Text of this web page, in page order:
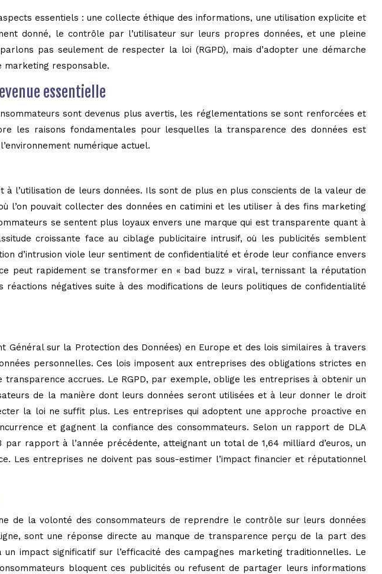
essentiels : une collecte éthique des informations, une utilisation explicite et
donné, le contrôle par l’utilisateur sur leurs propres données, et une pleine
pas seulement de respecter la loi (RGPD), mais d’adopter une démarche
marketing responsable.
essentielle
sont devenus plus avertis, les réglementations se sont renforcées et
les raisons fondamentales pour lesquelles la transparence des données est
numérique actuel.
l’utilisation de leurs données. Ils sont de plus en plus conscients de la valeur de
l’on pouvait collecter des données en catimini et les utiliser à des fins marketing
se sentent plus loyaux envers une marque qui est transparente quant à
croissante face au ciblage publicitaire intrusif, où les publicités semblent
d’intrusion viole leur sentiment de confidentialité et érode leur confiance envers
peut rapidement se transformer en « bad buzz » viral, ternissant la réputation
négatives suite à des modifications de leurs politiques de confidentialité
sur la Protection des Données) en Europe et des lois similaires à travers
personnelles. Ces lois imposent aux entreprises des obligations strictes en
accrues. Le RGPD, par exemple, oblige les entreprises à obtenir un
de la manière dont leurs données seront utilisées et à leur donner le droit
la loi ne suffit plus. Les entreprises qui adoptent une approche proactive en
et gagnent la confiance des consommateurs. Selon un rapport de DLA
rapport à l’année précédente, atteignant un total de 1,64 milliard d’euros, un
Les entreprises ne doivent pas sous-estimer l’impact financier et réputationnel
de la volonté des consommateurs de reprendre le contrôle sur leurs données
sont une réponse directe au manque de transparence perçu de la part des
impact significatif sur l’efficacité des campagnes marketing traditionnelles. Le
bloquent ces publicités ou refusent de partager leurs informations